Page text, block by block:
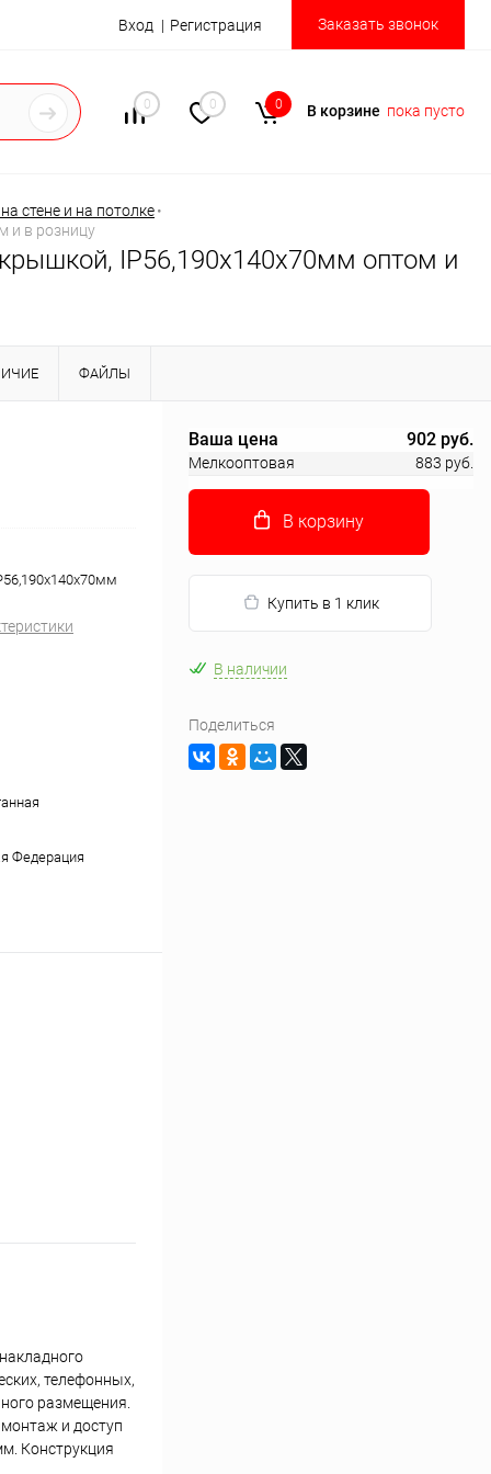
Вход Регистрация Заказать звонок
0 0 0 В корзине пока пусто
стене и на потолке•
и в розницу
IP56,190х140х70мм оптом и
ФАЙЛЫ
Федерация
телефонных,
размещения.
и доступ
Конструкция
Ваша цена 902 руб.
Мелкооптовая 883 руб.
В корзину
Купить в 1 клик
В наличии
Поделиться